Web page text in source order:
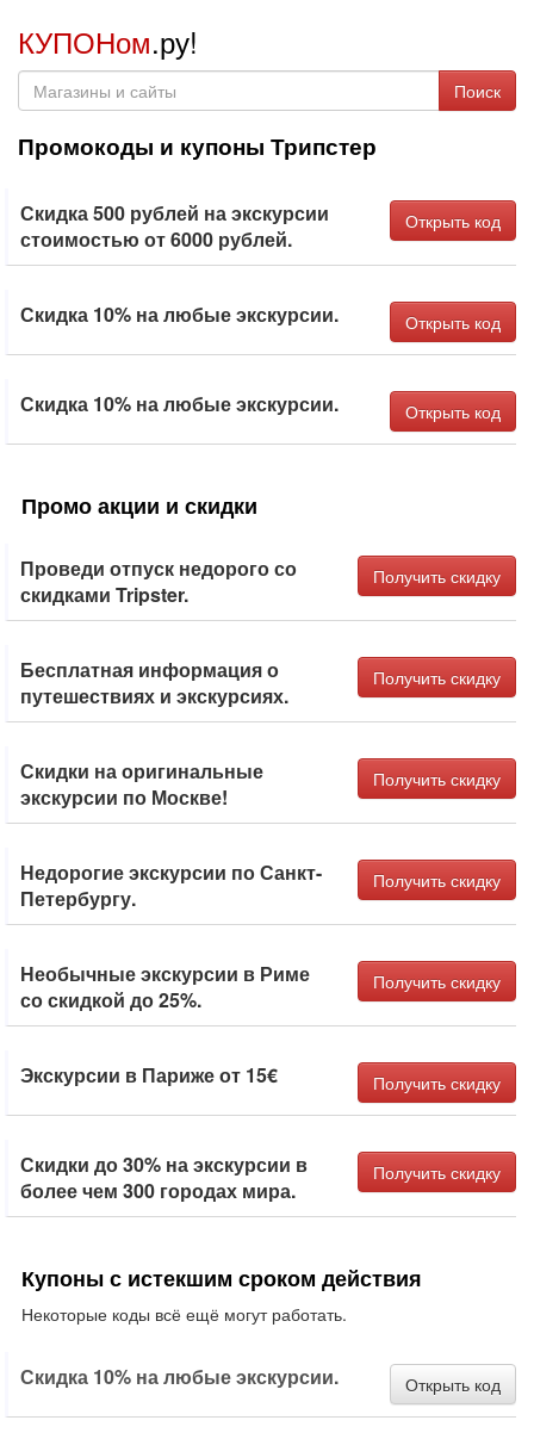
КУПОНом.ру!
Поиск
Промокоды и купоны Трипстер
Скидка 500 рублей на экскурсии
стоимостью от 6000 рублей.
Открыть код
Скидка 10% на любые экскурсии. Открыть код
Скидка 10% на любые экскурсии. Открыть код
Промо акции и скидки
Проведи отпуск недорого со
скидками Tripster.
Получить скидку
Бесплатная информация о
путешествиях и экскурсиях.
Получить скидку
Скидки на оригинальные
экскурсии по Москве!
Получить скидку
Недорогие экскурсии по Санкт-
Петербургу.
Получить скидку
Необычные экскурсии в Риме
со скидкой до 25%.
Получить скидку
Экскурсии в Париже от 15€ Получить скидку
Скидки до 30% на экскурсии в
более чем 300 городах мира.
Получить скидку
Купоны с истекшим сроком действия
Некоторые коды всё ещё могут работать.
Скидка 10% на любые экскурсии. Открыть код